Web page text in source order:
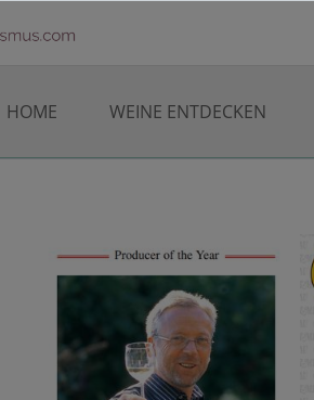
HOME WEINE ENTDECKEN